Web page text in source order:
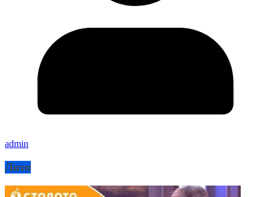
admin
Лото